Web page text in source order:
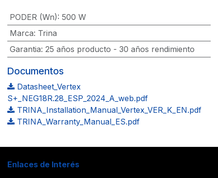
PODER (Wn): 500 W
Marca: Trina
Garantia: 25 años producto - 30 años rendimiento
Documentos
Datasheet_Vertex
S+_NEG18R.28_ESP_2024_A_web.pdf
TRINA_Installation_Manual_Vertex_VER_K_EN.pdf
TRINA_Warranty_Manual_ES.pdf
Enlaces de Interés